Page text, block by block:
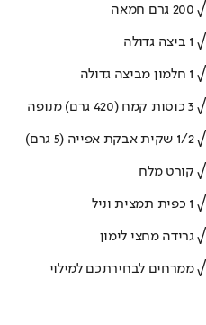
√ 200 גרם חמאה
√ 1 ביצה גדולה
√ 1 חלמון מביצה גדולה
√ 3 כוסות קמח (420 גרם) מנופה
√ 1/2 שקית אבקת אפייה (5 גרם)
√ קורט מלח
√ 1 כפית תמצית וניל
√ גרידה מחצי לימון
√ ממרחים לבחירתכם למילוי